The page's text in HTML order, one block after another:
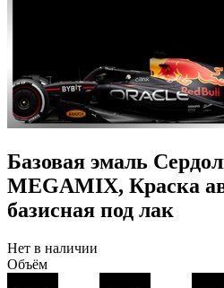
Базовая эмаль
MEGAMIX, Краска
базисная под лак
Нет в наличии
Объём